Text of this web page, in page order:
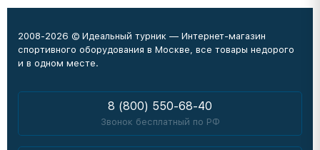
2008-2026 © Идеальный турник — Интернет-магазин
спортивного оборудования в Москве, все товары недорого
и в одном месте.
8 (800) 550-68-40
Звонок бесплатный по РФ